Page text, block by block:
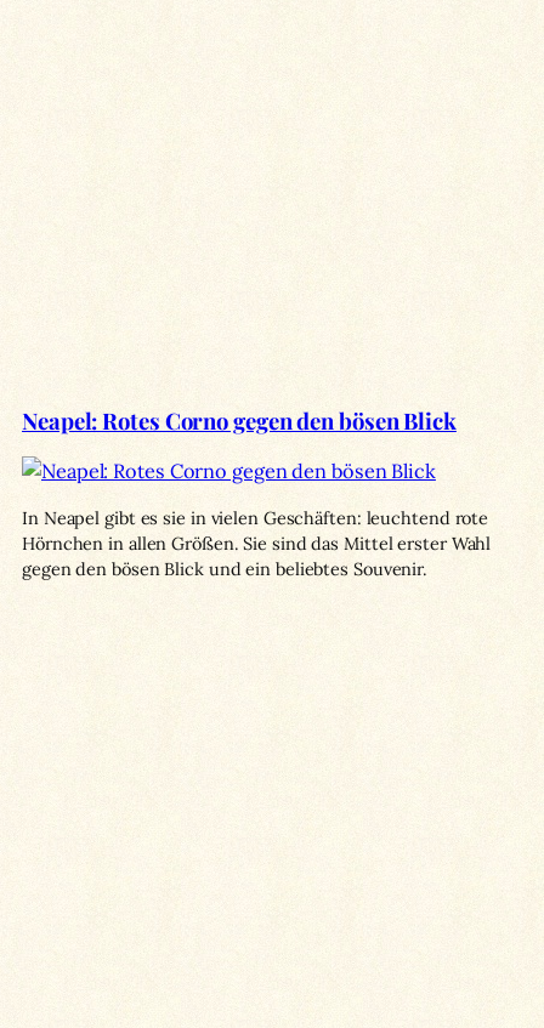
Neapel: Rotes Corno gegen den bösen Blick
In Neapel gibt es sie in vielen Geschäften: leuchtend rote
Hörnchen in allen Größen. Sie sind das Mittel erster Wahl
gegen den bösen Blick und ein beliebtes Souvenir.